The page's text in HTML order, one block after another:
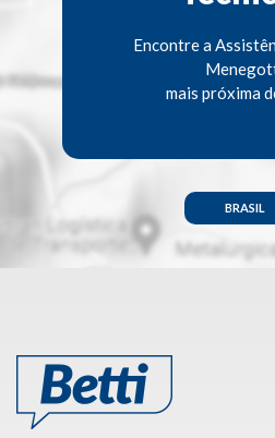
Encontre a
mais próxima
BRASIL